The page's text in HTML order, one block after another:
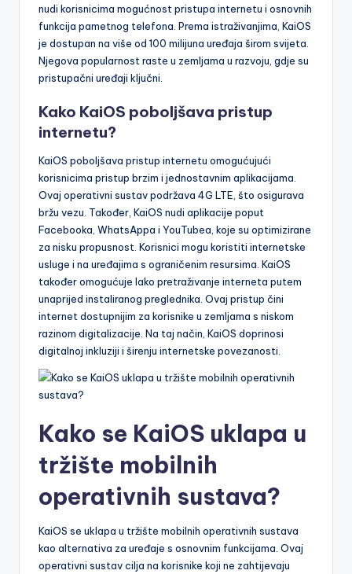
nudi korisnicima mogućnost pristupa internetu i osnovnih
funkcija pametnog telefona. Prema istraživanjima, KaiOS
je dostupan na više od 100 milijuna uređaja širom svijeta.
Njegova popularnost raste u zemljama u razvoju, gdje su
pristupačni uređaji ključni.
Kako KaiOS poboljšava pristup
internetu?
KaiOS poboljšava pristup internetu omogućujući
korisnicima pristup brzim i jednostavnim aplikacijama.
Ovaj operativni sustav podržava 4G LTE, što osigurava
bržu vezu. Također, KaiOS nudi aplikacije poput
Facebooka, WhatsAppa i YouTubea, koje su optimizirane
za nisku propusnost. Korisnici mogu koristiti internetske
usluge i na uređajima s ograničenim resursima. KaiOS
također omogućuje lako pretraživanje interneta putem
unaprijed instaliranog preglednika. Ovaj pristup čini
internet dostupnijim za korisnike u zemljama s niskom
razinom digitalizacije. Na taj način, KaiOS doprinosi
digitalnoj inkluziji i širenju internetske povezanosti.
Kako se KaiOS uklapa u
tržište mobilnih
operativnih sustava?
KaiOS se uklapa u tržište mobilnih operativnih sustava
kao alternativa za uređaje s osnovnim funkcijama. Ovaj
operativni sustav cilja na korisnike koji ne zahtijevaju